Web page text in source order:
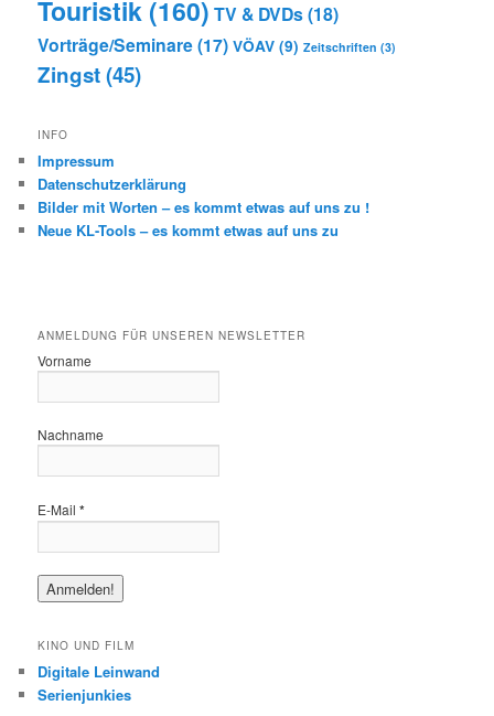
Touristik (160) TV & DVDs(18)
Vorträge/Seminare(17) VÖAV (9) Zeitschriften (3)
Zingst(45)
INFO
Impressum
Datenschutzerklärung
Bilder mit Worten – es kommt etwas auf uns zu !
Neue KL-Tools – es kommt etwas auf uns zu
ANMELDUNG FÜR UNSEREN NEWSLETTER
Vorname
Nachname
E-Mail*
KINO UND FILM
Digitale Leinwand
Serienjunkies